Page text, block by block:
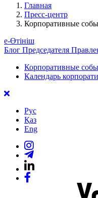
Главная
Пресс-центр
Корпоративные
е-Өтініш
Блог Председателя
Корпоративные
Календарь
Рус
Қаз
Eng